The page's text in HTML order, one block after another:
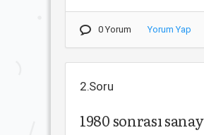
0 Yorum Yorum Yap
2.Soru
1980 sonrası